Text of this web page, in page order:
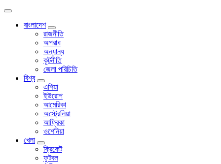
বাংলাদেশ
রাজনীতি
অপরাধ
অন্যান্য
কূটনীতি
জেলা পরিচিতি
বিশ্ব
এশিয়া
ইউরোপ
আমেরিকা
অস্ট্রেলিয়া
আফ্রিকা
ওশেনিয়া
খেলা
ক্রিকেট
ফুটবল